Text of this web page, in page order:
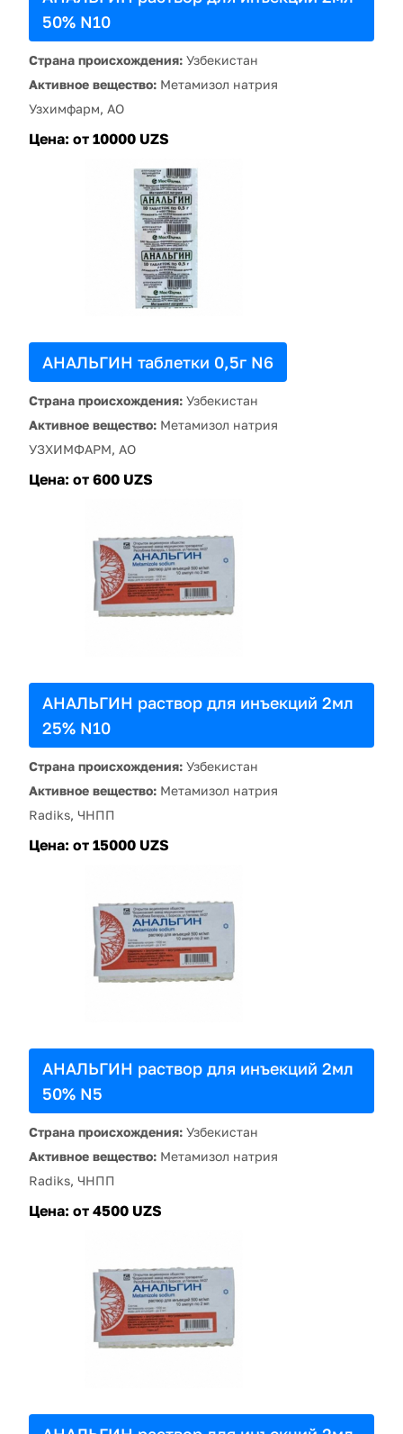
50% N10
Страна происхождения: Узбекистан
Активное вещество: Метамизол натрия
Узхимфарм, АО
Цена: от 10000 UZS
АНАЛЬГИН таблетки 0,5г N6
Страна происхождения: Узбекистан
Активное вещество: Метамизол натрия
УЗХИМФАРМ, АО
Цена: от 600 UZS
АНАЛЬГИН раствор для инъекций 2мл
25% N10
Страна происхождения: Узбекистан
Активное вещество: Метамизол натрия
Radiks, ЧНПП
Цена: от 15000 UZS
АНАЛЬГИН раствор для инъекций 2мл
50% N5
Страна происхождения: Узбекистан
Активное вещество: Метамизол натрия
Radiks, ЧНПП
Цена: от 4500 UZS